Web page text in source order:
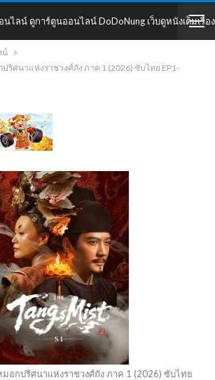
ไลน์ ดูการ์ตูนออนไลน์ DoDoNung เว็บดูหนังเต็มเรื่อง
น์
ปริศนาแห่งราชวงศ์ถัง ภาค 1 (2026) ซับไทย EP1-
มอกปริศนาแห่งราชวงศ์ถัง ภาค 1 (2026) ซับไทย